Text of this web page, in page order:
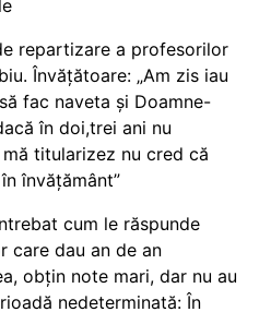
repartizare a profesorilor
Învățătoare: „Am zis iau
fac naveta și Doamne-
în doi,trei ani nu
mă titularizez nu cred că
învățământ”
cum le răspunde
care dau an de an
obțin note mari, dar nu au
nedeterminată: În